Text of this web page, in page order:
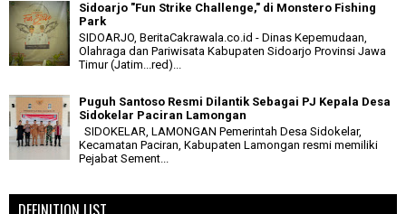
Sidoarjo "Fun Strike Challenge," di Monstero Fishing
Park
SIDOARJO, BeritaCakrawala.co.id - Dinas Kepemudaan,
Olahraga dan Pariwisata Kabupaten Sidoarjo Provinsi Jawa
Timur (Jatim...red)...
Puguh Santoso Resmi Dilantik Sebagai PJ Kepala Desa
Sidokelar Paciran Lamongan
SIDOKELAR, LAMONGAN Pemerintah Desa Sidokelar,
Kecamatan Paciran, Kabupaten Lamongan resmi memiliki
Pejabat Sement...